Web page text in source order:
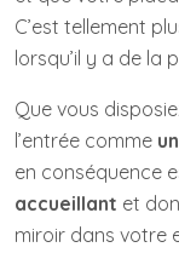
C’est tellement
lorsqu’il y a de la
Que vous
l’entrée comme
en conséquence
accueillant et
miroir dans votre